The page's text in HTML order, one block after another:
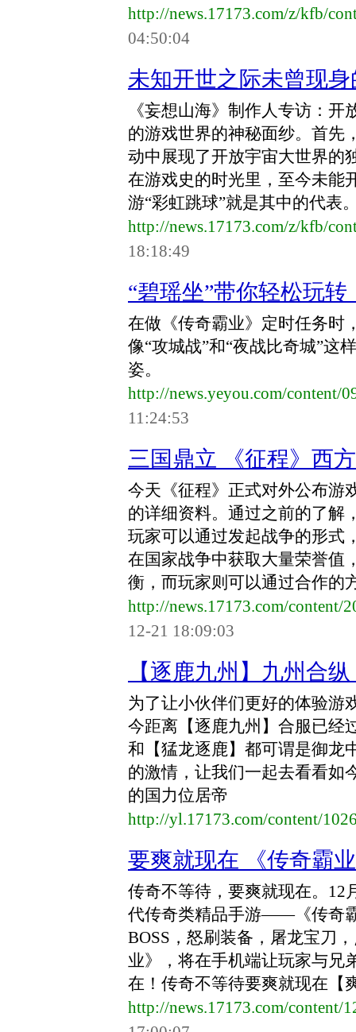
http://news.17173.com/z/kfb/
04:50:04
未知开世之际未曾现
《妄想山海》制作人专访：
的游戏世界的神秘面纱。首先
动中展现了开放宇宙大世界的
在游戏史的时光里，至今未能
游“彩虹跳球”就是其中的代表
http://news.17173.com/z/kfb/
18:18:49
“碧瑶坐”带你轻松玩
在做《传奇霸业》定时任务时
像“攻城战”和“夜战比奇城”这
姿。
http://news.yeyou.com/content/
11:24:53
三国鼎立 《征程》西
今天《征程》正式对外公布游
的详细资料。通过之前的了解
玩家可以通过发起战争的形式
在国家战争中获取大量荣誉值
衡，而玩家则可以通过合作的
http://news.17173.com/content/
12-21 18:09:03
【逐鹿九州】九州合
为了让小伙伴们更好的体验游
今距离【逐鹿九州】合服已经
和【猛龙逐鹿】都可谓是御龙
的激情，让我们一起去看看如
的国力位居帝
http://yl.17173.com/content/
要爽就现在 《传奇霸
传奇不等待，要爽就现在。12
代传奇类精品手游——《传奇
BOSS，怒刷装备，屠龙宝刀
业》，将在手机端让玩家与兄
在！传奇不等待要爽就现在【
http://news.17173.com/content/